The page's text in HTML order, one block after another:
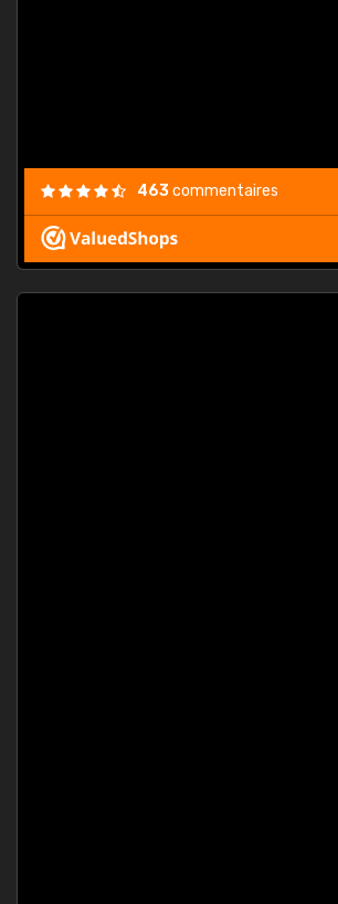
463commentaires